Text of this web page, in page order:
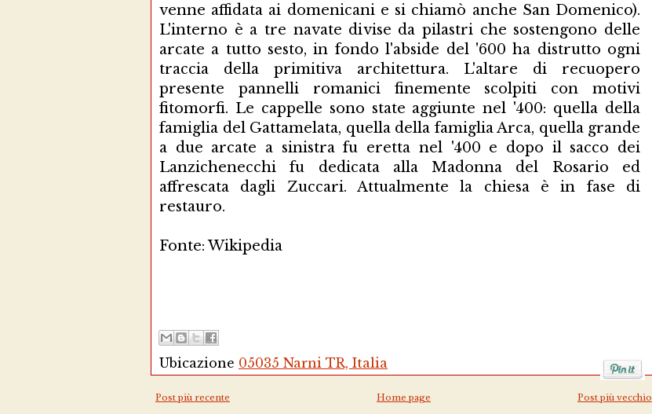
venne affidata ai domenicani e si chiamò anche San Domenico).
L'interno è a tre navate divise da pilastri che sostengono delle
arcate a tutto sesto, in fondo l'abside del '600 ha distrutto ogni
traccia della primitiva architettura. L'altare di recuopero
presente pannelli romanici finemente scolpiti con motivi
fitomorfi. Le cappelle sono state aggiunte nel '400: quella della
famiglia del Gattamelata, quella della famiglia Arca, quella grande
a due arcate a sinistra fu eretta nel '400 e dopo il sacco dei
Lanzichenecchi fu dedicata alla Madonna del Rosario ed
affrescata dagli Zuccari. Attualmente la chiesa è in fase di
restauro.
Fonte: Wikipedia
Ubicazione 05035 Narni TR, Italia
Post più recente Post più vecchio
Home page